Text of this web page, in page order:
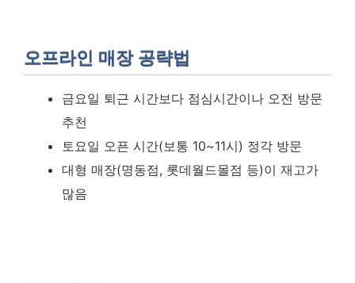
오프라인 매장 공략법
금요일 퇴근 시간보다 점심시간이나 오전 방문
추천
토요일 오픈 시간(보통 10~11시) 정각 방문
대형 매장(명동점, 롯데월드몰점 등)이 재고가
많음